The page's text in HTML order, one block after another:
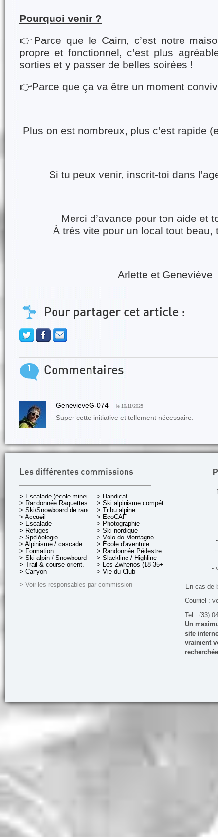
Pourquoi venir ?
👉 Parce que le Cairn, c’est notre
propre et fonctionnel, c’est plus
sorties et y passer de belles soirées !
👉Parce que ça va être un moment
Plus on est nombreux, plus c’est rapide
Si tu peux venir, inscrit-toi dans
Merci d’avance pour ton aide et
À très vite pour un local tout
Arlette et Geneviève
Pour partager cet article :
1 Commentaires
GenevieveG-074 le 10/11/2025
Super cette initiative et tellement nécessaire.
Les différentes commissions
> Escalade (école mineurs)
> Randonnée Raquettes
> Ski/Snowboard de rando.
> Accueil
> Escalade
> Refuges
> Spéléologie
> Alpinisme / cascade
> Formation
> Ski alpin / Snowboard
> Trail & course orient.
> Canyon
> Handicaf
> Ski alpinisme compét.
> Tribu alpine
> EcoCAF
> Photographie
> Ski nordique
> Vélo de Montagne
> École d'aventure
> Randonnée Pédestre
> Slackline / Highline
> Les Zwhenos (18-35+ ans)
> Vie du Club
> Voir les responsables par commission
-
-
En cas de
Courriel :
Tel : (33)
Un
site
vraiment